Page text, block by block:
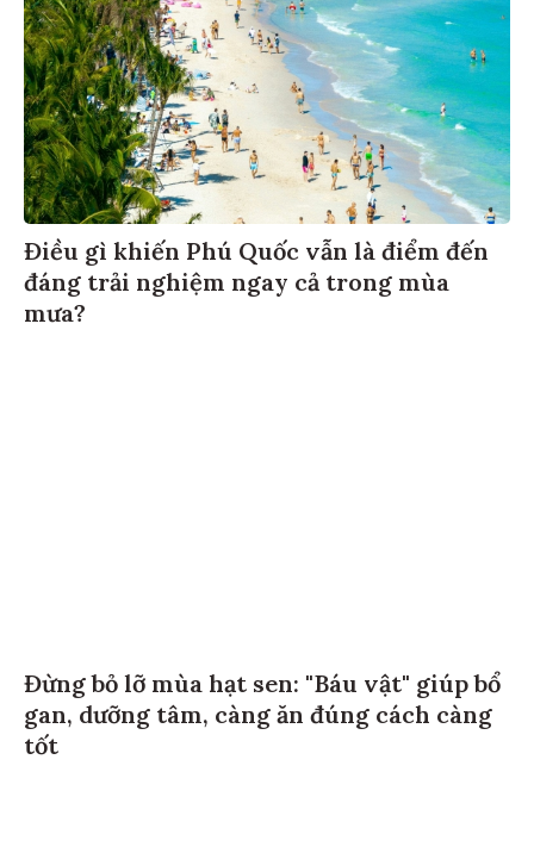
Điều gì khiến Phú Quốc vẫn là điểm đến
đáng trải nghiệm ngay cả trong mùa
mưa?
Đừng bỏ lỡ mùa hạt sen: "Báu vật" giúp bổ
gan, dưỡng tâm, càng ăn đúng cách càng
tốt